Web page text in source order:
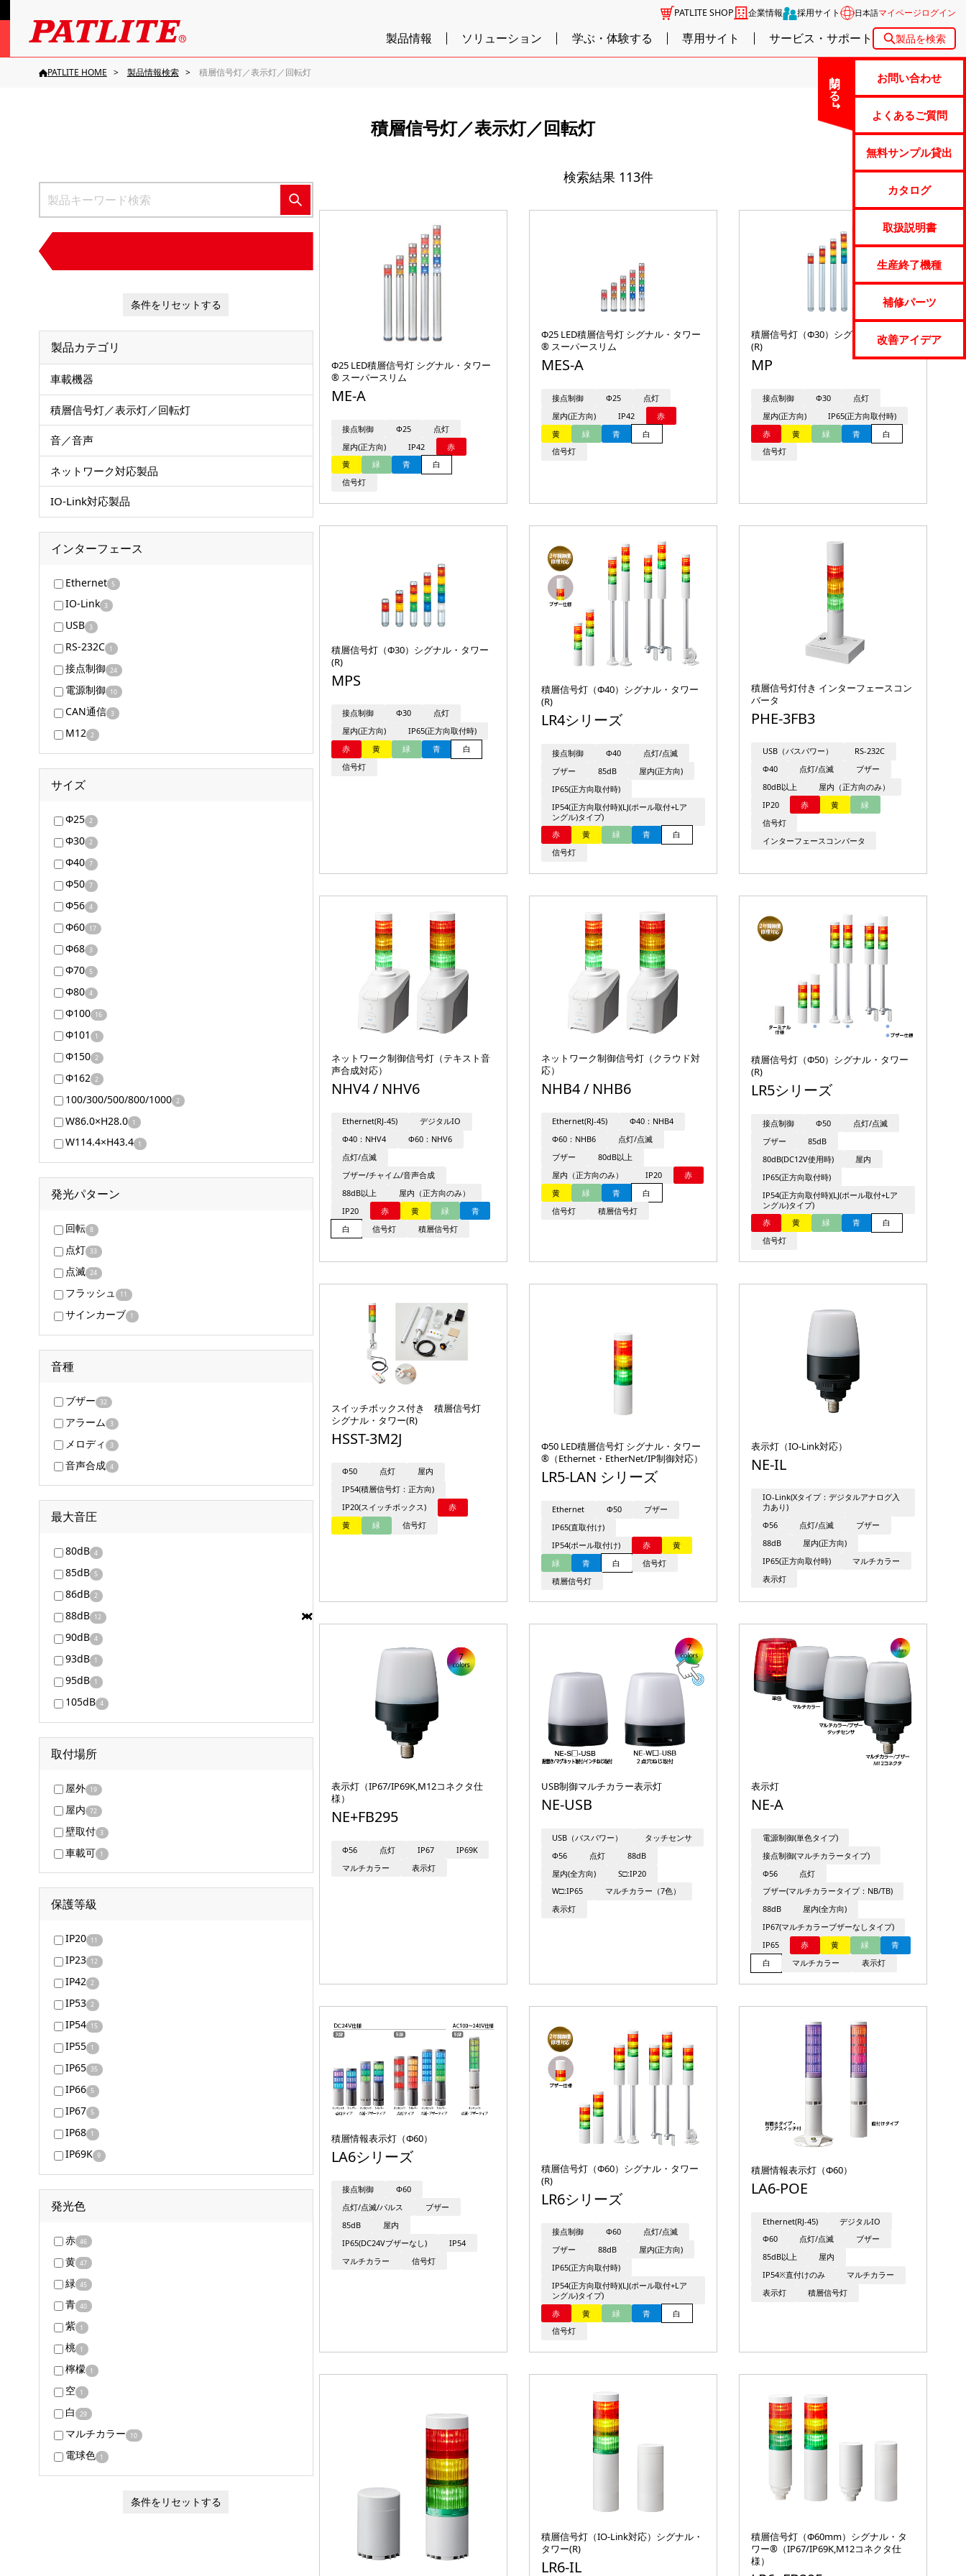
PATLITE SHOP 企業情報 採用サイト 日本語マイページログイン
製品情報 ソリューション 学ぶ・体験する 専用サイト サービス・サポート 製品を検索
閉じる お問い合わせ
よくあるご質問
無料サンプル貸出
カタログ
取扱説明書
生産終了機種
補修パーツ
改善アイデア
PATLITE HOME 製品情報検索 積層信号灯／表示灯／回転灯
積層信号灯／表示灯／回転灯
条件をリセットする
製品カテゴリ
車載機器
積層信号灯／表示灯／回転灯
音／音声
ネットワーク対応製品
IO-Link対応製品
インターフェース
Ethernet 5
IO-Link 3
USB 3
RS-232C 1
接点制御 24
電源制御 10
CAN通信 3
M12 2
サイズ
Φ25 2
Φ30 2
Φ40 7
Φ50 7
Φ56 4
Φ60 17
Φ68 3
Φ70 5
Φ80 4
Φ100 16
Φ101 1
Φ150 2
Φ162 2
100/300/500/800/1000 2
W86.0×H28.0 1
W114.4×H43.4 1
発光パターン
回転 8
点灯 33
点滅 24
フラッシュ 11
サインカーブ 1
音種
ブザー 32
アラーム 3
メロディ 3
音声合成 4
最大音圧
80dB 4
85dB 5
86dB 2
88dB 12
90dB 4
93dB 1
95dB 1
105dB 4
取付場所
屋外 19
屋内 72
壁取付 3
車載可 1
保護等級
IP20 11
IP23 12
IP42 2
IP53 2
IP54 15
IP55 1
IP65 35
IP66 5
IP67 5
IP68 1
IP69K 9
発光色
赤 46
黄 47
緑 45
青 40
紫 1
桃 1
檸檬 1
空 1
白 29
マルチカラー 10
電球色 1
条件をリセットする
検索結果 113件
Φ25 LED積層信号灯 シグナル・タワー
® スーパースリム
ME-A
接点制御 Φ25
点灯
屋内(正方向)
IP42
赤
黄
緑 青
白
信号灯
Φ25 LED積層信号灯 シグナル・タワー
® スーパースリム
MES-A
接点制御 Φ25
点灯
屋内(正方向)
IP42
赤
黄
緑 青
白
信号灯
積層信号灯（Φ30）シグナル・タワー
(R)
MP
接点制御 Φ30
点灯
屋内(正方向)
IP65(正方向取付時)
赤
黄 緑 青
白
信号灯
積層信号灯（Φ30）シグナル・タワー
(R)
MPS
接点制御 Φ30
点灯
屋内(正方向)
IP65(正方向取付時)
赤
黄 緑 青
白
信号灯
積層信号灯（Φ40）シグナル・タワー
(R)
LR4シリーズ
接点制御 Φ40
点灯/点滅
ブザー
85dB
屋内(正方向)
IP65(正方向取付時)
IP54(正方向取付時)(LJ(ポール取付+Lア
ングル)タイプ)
赤
黄 緑 青
白
信号灯
積層信号灯付き インターフェースコン
バータ
PHE-3FB3
USB（バスパワー）
RS-232C
Φ40
点灯/点滅
ブザー
80dB以上
屋内（正方向のみ）
IP20
赤 黄
緑
信号灯
インターフェースコンバータ
ネットワーク制御信号灯（テキスト音
声合成対応）
NHV4 / NHV6
Ethernet(RJ-45)
デジタルIO
Φ40：NHV4
Φ60：NHV6
点灯/点滅
ブザー/チャイム/音声合成
88dB以上
屋内（正方向のみ）
IP20
赤 黄 緑
青
白
信号灯 積層信号灯
ネットワーク制御信号灯（クラウド対
応）
NHB4 / NHB6
Ethernet(RJ-45)
Φ40：NHB4
Φ60：NHB6
点灯/点滅
ブザー
80dB以上
屋内（正方向のみ）
IP20
赤
黄
緑 青
白
信号灯
積層信号灯
積層信号灯（Φ50）シグナル・タワー
(R)
LR5シリーズ
接点制御 Φ50
点灯/点滅
ブザー
85dB
80dB(DC12V使用時)
屋内
IP65(正方向取付時)
IP54(正方向取付時)(LJ(ポール取付+Lア
ングル)タイプ)
赤
黄 緑 青
白
信号灯
スイッチボックス付き 積層信号灯
シグナル・タワー(R)
HSST-3M2J
Φ50 点灯
屋内
IP54(積層信号灯：正方向)
IP20(スイッチボックス)
赤
黄
緑 信号灯
Φ50 LED積層信号灯 シグナル・タワー
®（Ethernet・EtherNet/IP制御対応）
LR5-LAN シリーズ
Ethernet Φ50
ブザー
IP65(直取付け)
IP54(ポール取付け)
赤
黄
緑
青 白
信号灯
積層信号灯
表示灯（IO-Link対応）
NE-IL
IO-Link(Xタイプ：デジタルアナログ入
力あり)
Φ56
点灯/点滅
ブザー
88dB
屋内(正方向)
IP65(正方向取付時)
マルチカラー
表示灯
表示灯（IP67/IP69K,M12コネクタ仕
様）
NE+FB295
Φ56 点灯 IP67
IP69K
マルチカラー
表示灯
USB制御マルチカラー表示灯
NE-USB
USB（バスパワー）
タッチセンサ
Φ56
点灯
88dB
屋内(全方向)
S□:IP20
W□:IP65
マルチカラー（7色）
表示灯
表示灯
NE-A
電源制御(単色タイプ)
接点制御(マルチカラータイプ)
Φ56
点灯
ブザー(マルチカラータイプ：NB/TB)
88dB
屋内(全方向)
IP67(マルチカラーブザーなしタイプ)
IP65
赤 黄 緑
青
白
マルチカラー 表示灯
積層情報表示灯（Φ60）
LA6シリーズ
接点制御
Φ60
点灯/点滅/パルス
ブザー
85dB
屋内
IP65(DC24Vブザーなし)
IP54
マルチカラー
信号灯
積層信号灯（Φ60）シグナル・タワー
(R)
LR6シリーズ
接点制御 Φ60
点灯/点滅
ブザー
88dB
屋内(正方向)
IP65(正方向取付時)
IP54(正方向取付時)(LJ(ポール取付+Lア
ングル)タイプ)
赤
黄 緑 青
白
信号灯
積層情報表示灯（Φ60）
LA6-POE
Ethernet(RJ-45)
デジタルIO
Φ60
点灯/点滅
ブザー
85dB以上
屋内
IP54※直付けのみ
マルチカラー
表示灯
積層信号灯
積層信号灯（IO-Link対応）シグナル・
タワー(R)
LR6-IL
積層信号灯（Φ60mm）シグナル・タ
ワー®（IP67/IP69K,M12コネクタ仕
様）